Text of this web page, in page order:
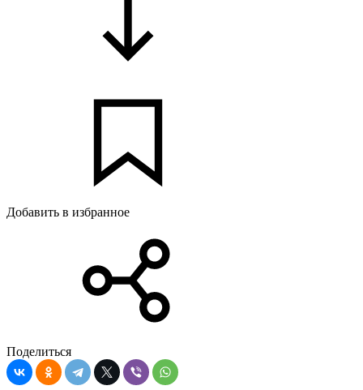
Добавить в избранное
Поделиться